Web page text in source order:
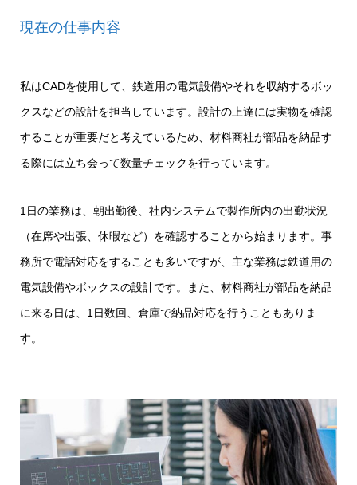
現在の仕事内容
私はCADを使用して、鉄道用の電気設備やそれを収納するボッ
クスなどの設計を担当しています。設計の上達には実物を確認
することが重要だと考えているため、材料商社が部品を納品す
る際には立ち会って数量チェックを行っています。
1日の業務は、朝出勤後、社内システムで製作所内の出勤状況
（在席や出張、休暇など）を確認することから始まります。事
務所で電話対応をすることも多いですが、主な業務は鉄道用の
電気設備やボックスの設計です。また、材料商社が部品を納品
に来る日は、1日数回、倉庫で納品対応を行うこともありま
す。